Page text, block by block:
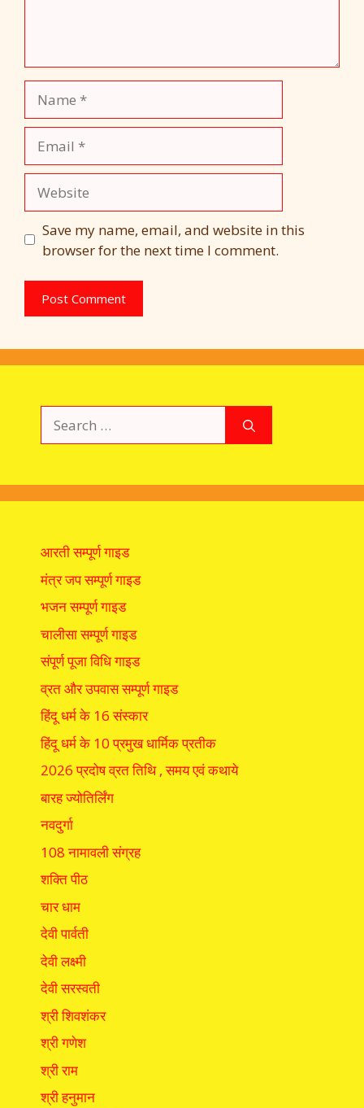
Save my name, email, and website in this
browser for the next time I comment.
for:
आरती सम्पूर्ण गाइड
मंत्र जप सम्पूर्ण गाइड
भजन सम्पूर्ण गाइड
चालीसा सम्पूर्ण गाइड
संपूर्ण पूजा विधि गाइड
व्रत और उपवास सम्पूर्ण गाइड
हिंदू धर्म के 16 संस्कार
हिंदू धर्म के 10 प्रमुख धार्मिक प्रतीक
2026 प्रदोष व्रत तिथि , समय एवं कथाये
बारह ज्योतिर्लिंग
नवदुर्गा
108 नामावली संग्रह
शक्ति पीठ
चार धाम
देवी पार्वती
देवी लक्ष्मी
देवी सरस्वती
श्री शिवशंकर
श्री गणेश
श्री राम
श्री हनुमान